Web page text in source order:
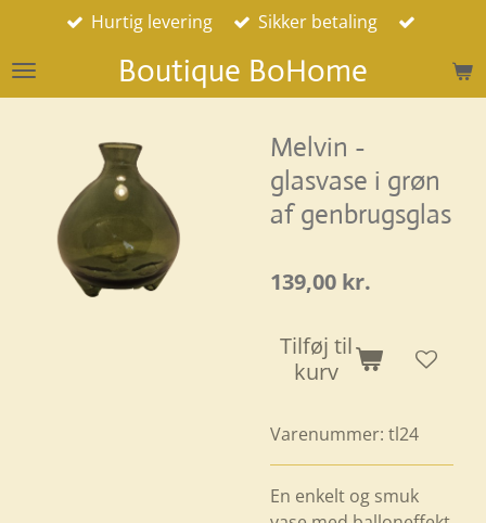
hovedindholdBoutique BoHome
Hurtig levering Sikker betaling
Melvin -
glasvase i grøn
af genbrugsglas
139,00 kr.
Tilføj til
kurv
Varenummer: tl24
En enkelt og smuk